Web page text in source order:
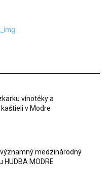
vínotéky a
v Modre
medzinárodný
MODRE